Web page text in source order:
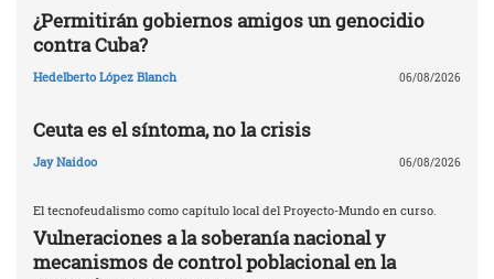
¿Permitirán gobiernos amigos un genocidio
contra Cuba?
Hedelberto López Blanch 06/08/2026
Ceuta es el síntoma, no la crisis
Jay Naidoo 06/08/2026
El tecnofeudalismo como capítulo local del Proyecto-Mundo en curso.
Vulneraciones a la soberanía nacional y
mecanismos de control poblacional en la